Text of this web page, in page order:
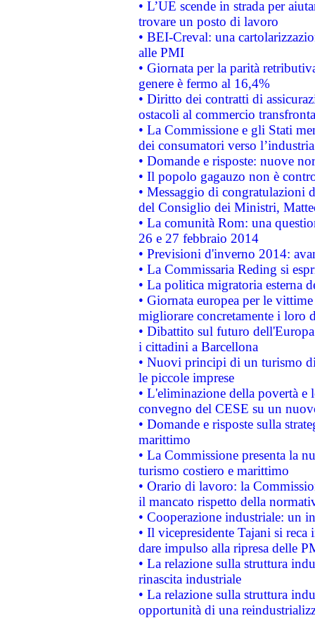
• L’UE scende in strada per
trovare un posto di lavoro
• BEI-Creval: una
alle PMI
• Giornata per la parità
genere è fermo al 16,4%
• Diritto dei contratti di
ostacoli al commercio
• La Commissione e gli Stati
dei consumatori verso
• Domande e risposte: nuove
• Il popolo gagauzo non è
• Messaggio di congratulazioni
del Consiglio dei Ministri,
• La comunità Rom: una
26 e 27 febbraio 2014
• Previsioni d'inverno 2014:
• La Commissaria Reding si
• La politica migratoria esterna
• Giornata europea per le
migliorare concretamente i loro
• Dibattito sul futuro
i cittadini a Barcellona
• Nuovi principi di un turismo
le piccole imprese
• L'eliminazione della povertà
convegno del CESE su un
• Domande e risposte sulla
marittimo
• La Commissione presenta la
turismo costiero e marittimo
• Orario di lavoro: la
il mancato rispetto della
• Cooperazione industriale: un
• Il vicepresidente Tajani si
dare impulso alla ripresa delle
• La relazione sulla struttura
rinascita industriale
• La relazione sulla struttura
opportunità di una